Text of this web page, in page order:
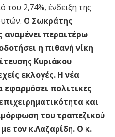
του 2,74%, ένδειξη της
Ο Σωκράτης
περαιτέρω
η πιθανή νίκη
Κυριάκου
εκλογές. Η νέα
εφαρμόσει πολιτικές
και
του τραπεζικού
τον κ.Λαζαρίδη. Ο κ.